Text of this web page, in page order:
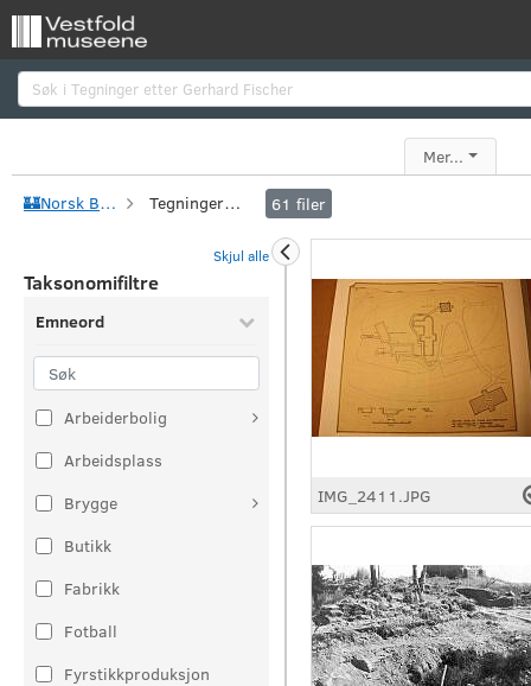
Mer...
🏰Norsk Borgsenter Tegninger etter Gerhard Fischer 61 filer
Skjul alle
Taksonomifiltre
Emneord
Arbeiderbolig
Arbeidsplass
Brygge
Butikk
Fabrikk
Fotball
Fyrstikkproduksjon
IMG_2411.JPG